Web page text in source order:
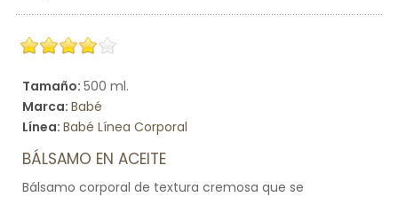
Tamaño: 500 ml.
Marca: Babé
Línea: Babé Línea Corporal
BÁLSAMO EN ACEITE
Bálsamo corporal de textura cremosa que se